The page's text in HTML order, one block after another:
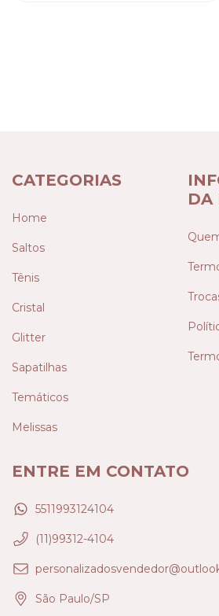
CATEGORIAS
Home
Saltos
Tênis
Cristal
Glitter
Sapatilhas
Temáticos
Melissas
DA
ENTRE EM CONTATO
5511993124104
(11)99312-4104
São Paulo/SP